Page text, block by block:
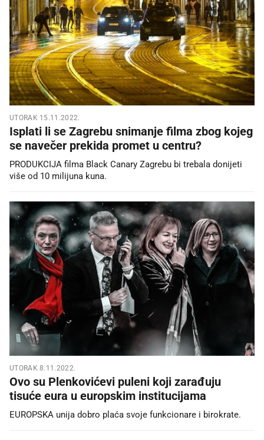
UTORAK 15.11.2022.
Isplati li se Zagrebu snimanje filma zbog kojeg
se navečer prekida promet u centru?
PRODUKCIJA filma Black Canary Zagrebu bi trebala donijeti
više od 10 milijuna kuna.
UTORAK 8.11.2022.
Ovo su Plenkovićevi puleni koji zarađuju
tisuće eura u europskim institucijama
EUROPSKA unija dobro plaća svoje funkcionare i birokrate.